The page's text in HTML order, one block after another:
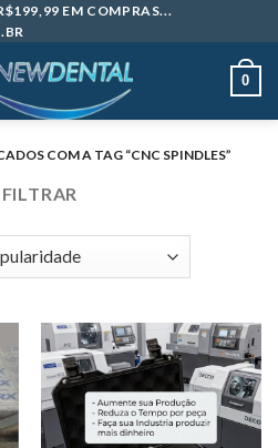
EM COMPRAS...
0
COM A TAG “CNC SPINDLES”
FILTRAR